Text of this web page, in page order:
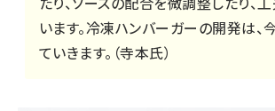
います。冷凍ハンバーガーの開発は、
ていきます。（寺本氏）